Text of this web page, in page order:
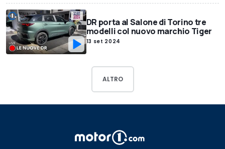
DR porta al Salone di Torino tre
modelli col nuovo marchio Tiger
13 set 2024
ALTRO